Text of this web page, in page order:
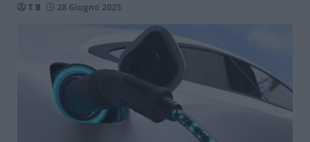
T B 28 Giugno 2025